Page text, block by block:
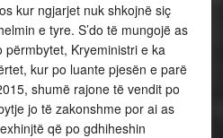
kur ngjarjet nuk shkojnë siç
e tyre. S’do të mungojë as
përmbytet, Kryeministri e ka
kur po luante pjesën e parë
shumë rajone të vendit po
jo të zakonshme por ai as
që po gdhiheshin